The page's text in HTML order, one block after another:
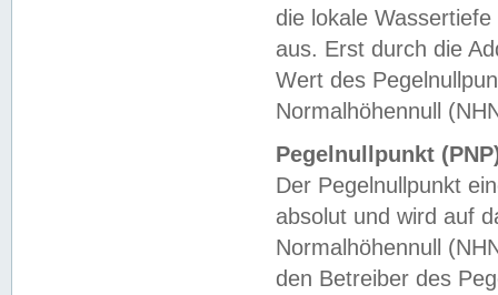
die lokale
aus. Erst durch die
Wert des
Normalhöhennull
Pegelnullpunkt
Der Pegelnullpunkt
absolut und wird auf
Normalhöhennull
den Betreiber des